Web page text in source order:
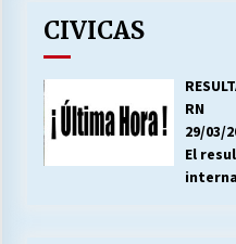
CIVICAS
RN
29/03/
El